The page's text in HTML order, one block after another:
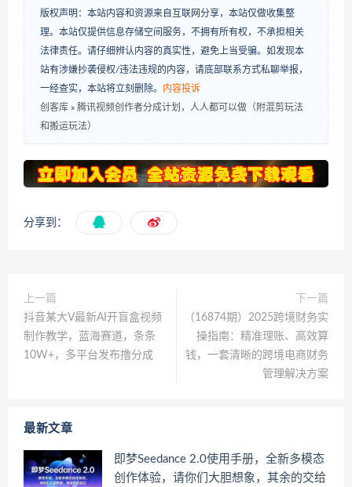
版权声明：本站内容和资源来自互联网分享，本站仅做收集整
理。本站仅提供信息存储空间服务，不拥有所有权，不承担相关
法律责任。请仔细辨认内容的真实性，避免上当受骗。如发现本
站有涉嫌抄袭侵权/违法违规的内容，请底部联系方式私聊举报，
一经查实，本站将立刻删除。 内容投诉
创客库 » 腾讯视频创作者分成计划，人人都可以做（附混剪玩法
和搬运玩法）
分享到：
上一篇
抖音某大V最新AI开盲盒视频
制作教学，蓝海赛道，条条
10W+，多平台发布撸分成
下一篇
（16874期）2025跨境财务实
操指南：精准理账、高效算
钱，一套清晰的跨境电商财务
管理解决方案
最新文章
即梦Seedance 2.0使用手册，全新多模态
创作体验，请你们大胆想象，其余的交给